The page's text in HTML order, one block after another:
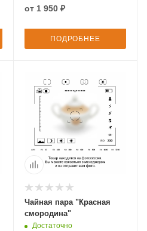
от 1 950 ₽
ПОДРОБНЕЕ
Чайная пара "Красная
смородина"
Достаточно